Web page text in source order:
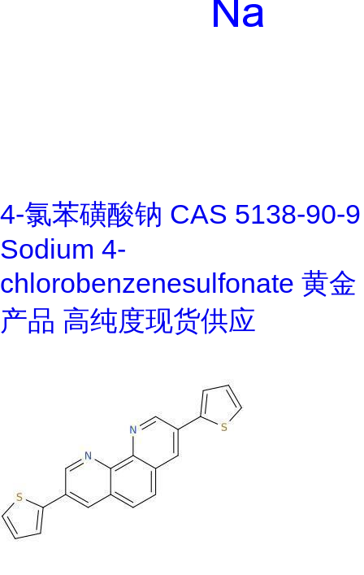
4-氯苯磺酸钠 CAS 5138-90-9
Sodium 4-
chlorobenzenesulfonate 黄金
产品 高纯度现货供应